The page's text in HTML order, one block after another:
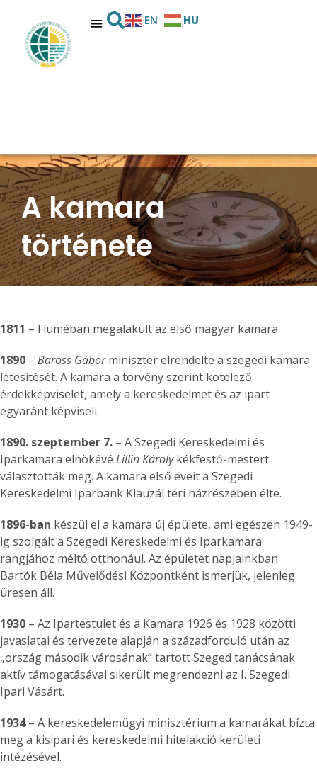
EN HU
A kamara
története
1811 – Fiuméban megalakult az első magyar kamara.
1890 – Baross Gáborminiszter elrendelte a szegedi kamara
létesítését. A kamara a törvény szerint kötelező
érdekképviselet, amely a kereskedelmet és az ipart
egyaránt képviseli.
1890. szeptember 7. – A Szegedi Kereskedelmi és
Iparkamara elnökévé Lillin Károlykékfestő-mestert
választották meg. A kamara első éveit a Szegedi
Kereskedelmi Iparbank Klauzál téri házrészében élte.
1896-ban készül el a kamara új épülete, ami egészen 1949-
ig szolgált a Szegedi Kereskedelmi és Iparkamara
rangjához méltó otthonául. Az épületet napjainkban
Bartók Béla Művelődési Központként ismerjük, jelenleg
üresen áll.
1930 – Az Ipartestület és a Kamara 1926 és 1928 közötti
javaslatai és tervezete alapján a századforduló után az
„ország második városának” tartott Szeged tanácsának
aktív támogatásával sikerült megrendezni az I. Szegedi
Ipari Vásárt.
1934– A kereskedelemügyi minisztérium a kamarákat bízta
meg a kisipari és kereskedelmi hitelakció kerületi
intézésével.